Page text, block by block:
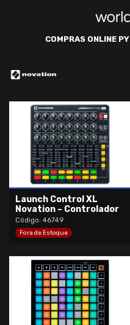
COMPRAS ONLINE PY
Launch Control XL
Novation – Controlador
Código: 46749
Fora de Estoque